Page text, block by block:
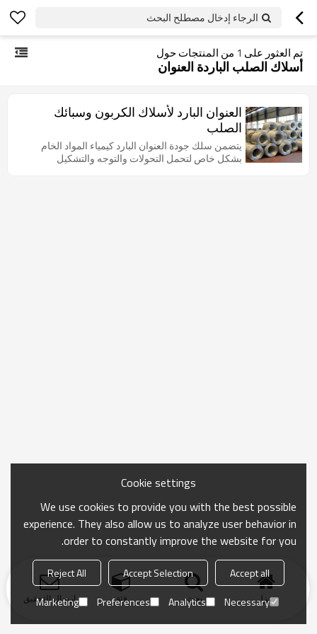
الرجاء إدخال مصطلح البحث
تم العثور على 1 من المنتجات حول
أسلاك الصلب الباردة العنوان
العنوان البارد لأسلاك الكربون وسبائك
الصلب
يتضمن سلك جودة العنوان البارد كيمياء المواد الخام
بشكل خاص لتحمل التحولات والتوجه والتشكيل
منزل بحث فئة ارسال التحقيق
Cookie settings
We use cookies to provide you with the best possible
experience. They also allow us to analyze user behavior in
order to constantly improve the website for you.
Accept all
Accept Selection
Reject All
Necessary
Analytics
Preferences
Marketing